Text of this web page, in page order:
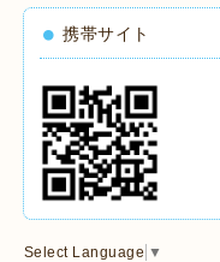
携帯サイト
Select Language ▼